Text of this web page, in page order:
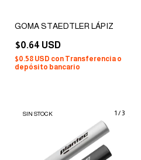
GOMA STAEDTLER LÁPIZ
$0.64 USD
$0.58 USD con Transferencia o
depósito bancario
1 /3
SIN STOCK